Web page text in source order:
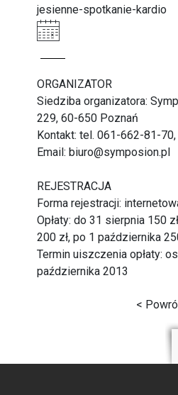
jesienne-spotkanie-kardio
ORGANIZATOR
Siedziba organizatora:
229, 60-650 Poznań
Kontakt: tel. 061-662-81-
Email: biuro@symposion.pl
REJESTRACJA
Forma rejestracji:
Opłaty: do 31 sierpnia 150
200 zł, po 1 października
Termin uiszczenia opłaty:
października 2013
<